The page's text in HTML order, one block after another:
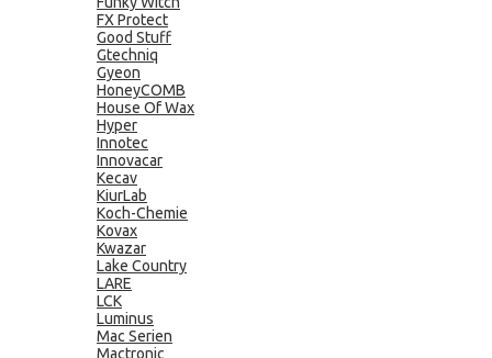
FX Protect
Good Stuff
Gtechniq
Gyeon
HoneyCOMB
House Of Wax
Hyper
Innotec
Innovacar
Kecav
KiurLab
Koch-Chemie
Kovax
Kwazar
Lake Country
LARE
LCK
Luminus
Mac Serien
Mactronic